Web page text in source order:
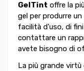
GelTint offre la
gel per produrre
facilità d'uso, di
contattare un
avete bisogno di
La più grande virtù